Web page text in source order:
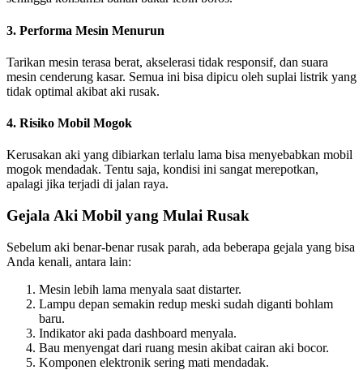
3. Performa Mesin Menurun
Tarikan mesin terasa berat, akselerasi tidak responsif, dan suara
mesin cenderung kasar. Semua ini bisa dipicu oleh suplai listrik yang
tidak optimal akibat aki rusak.
4. Risiko Mobil Mogok
Kerusakan aki yang dibiarkan terlalu lama bisa menyebabkan mobil
mogok mendadak. Tentu saja, kondisi ini sangat merepotkan,
apalagi jika terjadi di jalan raya.
Gejala Aki Mobil yang Mulai Rusak
Sebelum aki benar-benar rusak parah, ada beberapa gejala yang bisa
Anda kenali, antara lain:
Mesin lebih lama menyala saat distarter.
Lampu depan semakin redup meski sudah diganti bohlam
baru.
Indikator aki pada dashboard menyala.
Bau menyengat dari ruang mesin akibat cairan aki bocor.
Komponen elektronik sering mati mendadak.